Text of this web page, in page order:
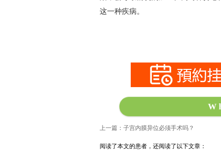
这一种疾病。
上一篇：子宫内膜异位必须手术吗？
阅读了本文的患者，还阅读了以下文章：